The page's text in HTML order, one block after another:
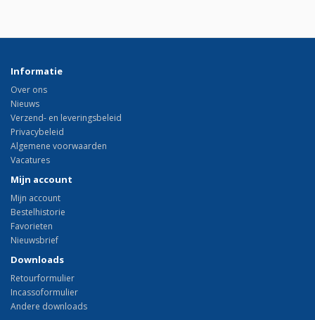
Informatie
Over ons
Nieuws
Verzend- en leveringsbeleid
Privacybeleid
Algemene voorwaarden
Vacatures
Mijn account
Mijn account
Bestelhistorie
Favorieten
Nieuwsbrief
Downloads
Retourformulier
Incassoformulier
Andere downloads